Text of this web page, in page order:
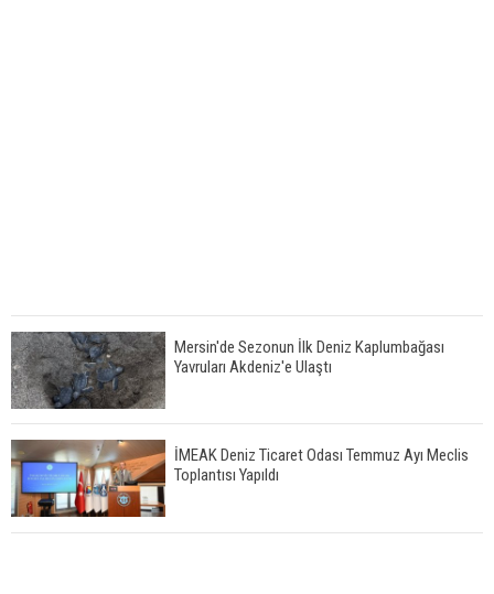
Mersin'de Sezonun İlk Deniz Kaplumbağası
Yavruları Akdeniz'e Ulaştı
İMEAK Deniz Ticaret Odası Temmuz Ayı Meclis
Toplantısı Yapıldı